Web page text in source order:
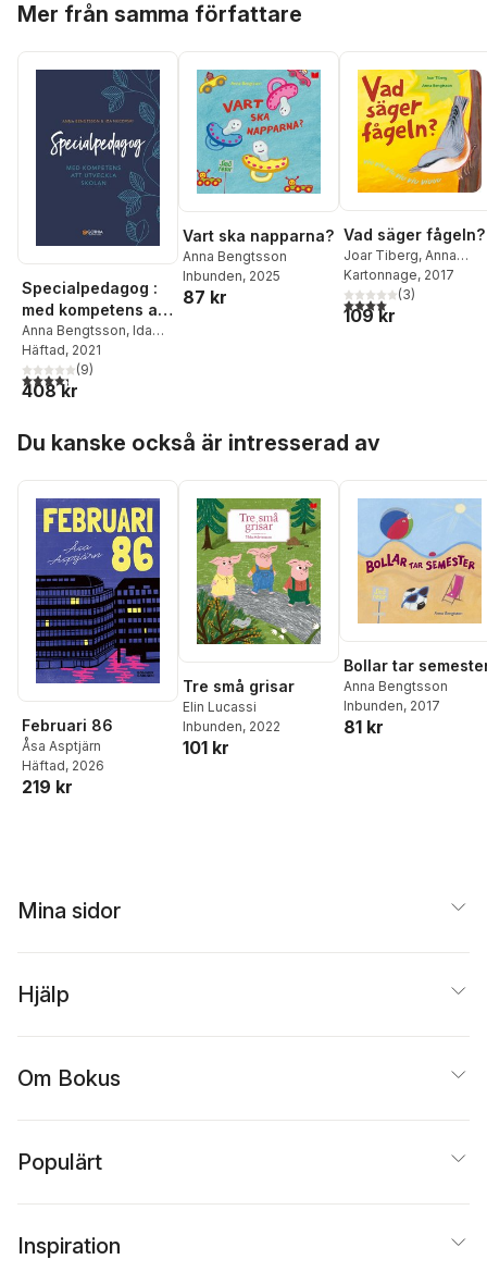
Mer från samma författare
Specialpedagog :
med kompetens att
utveckla skolan
Anna Bengtsson, Ida
Necovski
Häftad, 2021
4,3utav 5 stjärnor. Totalt antal röster:
(9)
408 kr
Vart ska napparna?
Anna Bengtsson
Inbunden, 2025
87 kr
Vad säger fågeln?
Joar Tiberg, Anna
Bengtsson
Kartonnage, 2017
4,0utav 5 stjärnor.
(3)
109 kr
Du kanske också är intresserad av
Februari 86
Åsa Asptjärn
Häftad, 2026
219 kr
Tre små grisar
Elin Lucassi
Inbunden, 2022
101 kr
Bollar tar
Anna Bengtsson
Inbunden, 2017
81 kr
Mina sidor
Hjälp
Om Bokus
Populärt
Inspiration